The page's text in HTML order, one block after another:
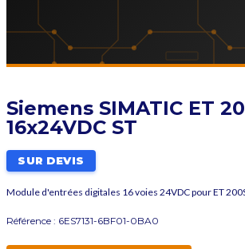
Siemens SIMATIC ET
16x24VDC ST
SUR DEVIS
Module d'entrées digitales 16 voies 24VDC pour ET
Référence : 6ES7131-6BF01-0BA0